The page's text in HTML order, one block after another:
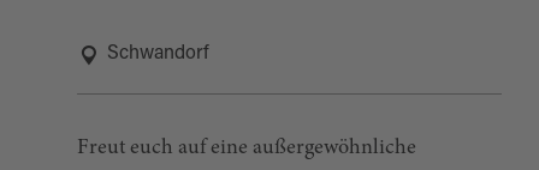
Schwandorf
Freut euch auf eine außergewöhnliche